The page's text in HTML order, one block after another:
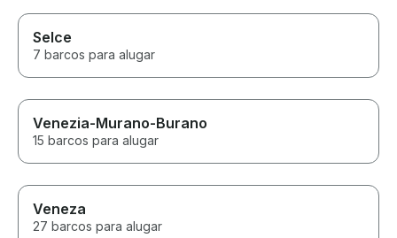
Selce
7 barcos para alugar
Venezia-Murano-Burano
15 barcos para alugar
Veneza
27 barcos para alugar